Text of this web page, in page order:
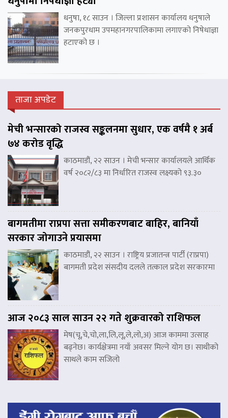
धनुषा, १८ साउन । जिल्ला प्रशासन कार्यालय धनुषाले
जनकपुरधाम उपमहानगरपालिकामा लगाएको निषेधाज्ञा
हटाएको छ ।
ताजा अपडेट
मेची भन्सारको राजस्व सङ्कलनमा सुधार, एक वर्षमै १ अर्ब
७४ करोड वृद्धि
काठमाडौं, २२ साउन । मेची भन्सार कार्यालयले आर्थिक
वर्ष २०८२/८३ मा निर्धारित राजस्व लक्ष्यको ९३.३०
बागमतीमा राप्रपा सत्ता समीकरणबाट बाहिर, बानियाँ
सरकार जोगाउने प्रयासमा
काठमाडौं, २२ साउन । राष्ट्रिय प्रजातन्त्र पार्टी (राप्रपा)
बागमती प्रदेश संसदीय दलले तत्काल प्रदेश सरकारमा
आज २०८३ साल साउन २२ गते शुक्रवारको राशिफल
मेष(चू,चे,चो,ला,लि,लू,ले,लो,अ) आज काममा उत्साह
बढ्नेछ। कार्यक्षेत्रमा नयाँ अवसर मिल्ने योग छ। साथीको
साथले काम सजिलो